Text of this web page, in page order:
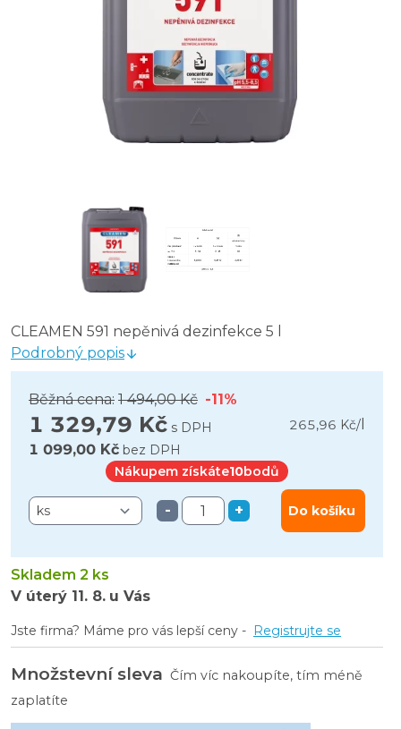
CLEAMEN 591 nepěnivá dezinfekce 5 l
Podrobný popis
Běžná cena: 1 494,00 Kč -11%
1 329,79 Kč s DPH 265,96 Kč/
1 099,00 Kč bez DPH
Nákupem získáte10bodů
- + Do košíku
Skladem 2 ks
V úterý 11. 8. u Vás
Jste firma? Máme pro vás lepší ceny - Registrujte se
Množstevní sleva Čím víc nakoupíte, tím méně
zaplatíte